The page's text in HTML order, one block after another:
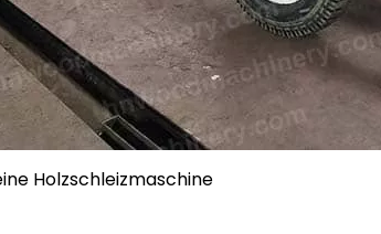
Holzschleizmaschine